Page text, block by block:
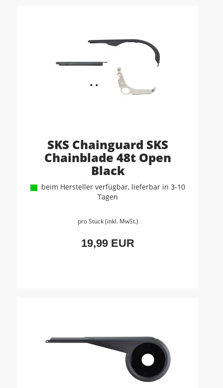
SKS Chainguard SKS
Chainblade 48t Open
Black
beim Hersteller verfügbar, lieferbar in 3-10
Tagen
pro Stück (inkl. MwSt.)
19,99 EUR